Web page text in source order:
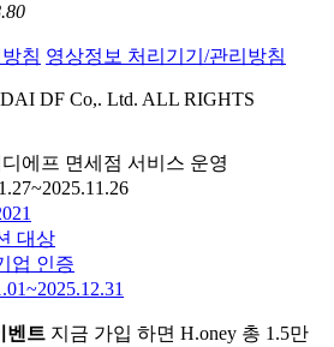
침 영상정보 처리기기/관리방침
DF Co,. Ltd. ALL RIGHTS
에프 면세점 서비스 운영
대상
업 인증
벤트 지금 가입 하면 H.oney 총 1.5만